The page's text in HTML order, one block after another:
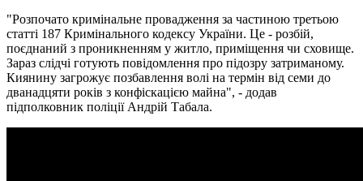
"Розпочато кримінальне провадження за частиною третьою
статті 187 Кримінального кодексу України. Це - розбій,
поєднаний з проникненням у житло, приміщення чи сховище.
Зараз слідчі готують повідомлення про підозру затриманому.
Киянину загрожує позбавлення волі на термін від семи до
дванадцяти років з конфіскацією майна", - додав
підполковник поліції Андрій Табала.